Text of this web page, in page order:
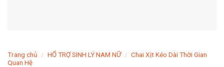
Trang chủ / HỔ TRỢ SINH LÝ NAM NỮ / Chai Xịt Kéo Dài Thời Gian
Quan Hệ